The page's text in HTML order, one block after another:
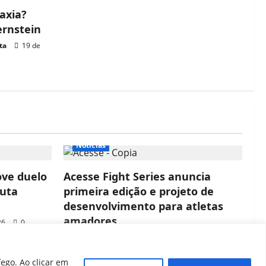
Ao clicar em
19 de
duelo
0
Notícias
Acesse Fight Series anuncia
primeira edição e projeto de
desenvolvimento para atletas
amadores